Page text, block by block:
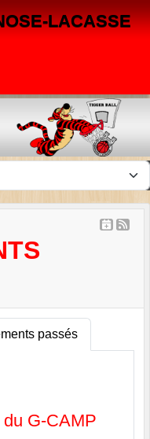
LACASSE
passés
G-CAMP